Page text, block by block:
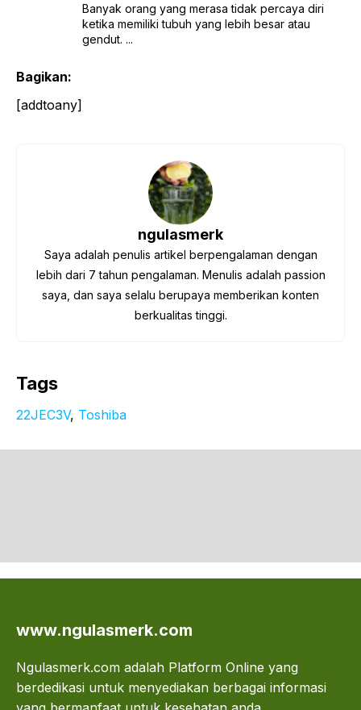
Banyak orang yang merasa tidak percaya diri
ketika memiliki tubuh yang lebih besar atau
gendut. ...
Bagikan:
[addtoany]
ngulasmerk
Saya adalah penulis artikel berpengalaman dengan
lebih dari 7 tahun pengalaman. Menulis adalah passion
saya, dan saya selalu berupaya memberikan konten
berkualitas tinggi.
Tags
22JEC3V, Toshiba
www.ngulasmerk.com
Ngulasmerk.com adalah Platform Online yang
berdedikasi untuk menyediakan berbagai informasi